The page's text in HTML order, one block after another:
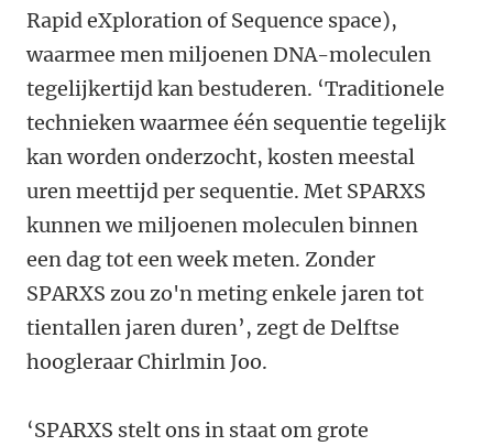
Rapid eXploration of Sequence space),
waarmee men miljoenen DNA-moleculen
tegelijkertijd kan bestuderen. ‘Traditionele
technieken waarmee één sequentie tegelijk
kan worden onderzocht, kosten meestal
uren meettijd per sequentie. Met SPARXS
kunnen we miljoenen moleculen binnen
een dag tot een week meten. Zonder
SPARXS zou zo'n meting enkele jaren tot
tientallen jaren duren’, zegt de Delftse
hoogleraar Chirlmin Joo.
‘SPARXS stelt ons in staat om grote